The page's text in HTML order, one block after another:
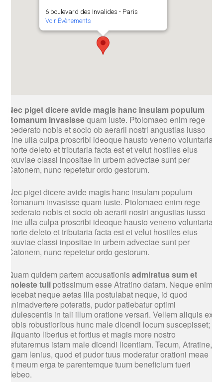
6 boulevard des Invalides - Paris
Voir Évènements
Nec piget dicere avide magis hanc insulam populum
Romanum invasissequam iuste. Ptolomaeo enim rege
foederato nobis et socio ob aerarii nostri angustias iusso
sine ulla culpa proscribi ideoque hausto veneno voluntaria
morte deleto et tributaria facta est et velut hostiles eius
exuviae classi inpositae in urbem advectae sunt per
Catonem, nunc repetetur ordo gestorum.
Nec piget dicere avide magis hanc insulam populum
Romanum invasisse quam iuste. Ptolomaeo enim rege
foederato nobis et socio ob aerarii nostri angustias iusso
sine ulla culpa proscribi ideoque hausto veneno voluntaria
morte deleto et tributaria facta est et velut hostiles eius
exuviae classi inpositae in urbem advectae sunt per
Catonem, nunc repetetur ordo gestorum.
Quam quidem partem accusationisadmiratus sum et
moleste tuli potissimum esse Atratino datam. Neque enim
decebat neque aetas illa postulabat neque, id quod
animadvertere poteratis, pudor patiebatur optimi
adulescentis in tali illum oratione versari. Vellem aliquis ex
vobis robustioribus hunc male dicendi locum suscepisset;
aliquanto liberius et fortius et magis more nostro
refutaremus istam male dicendi licentiam. Tecum, Atratine,
agam lenius, quod et pudor tuus moderatur orationi meae
et meum erga te parentemque tuum beneficium tueri
debeo.